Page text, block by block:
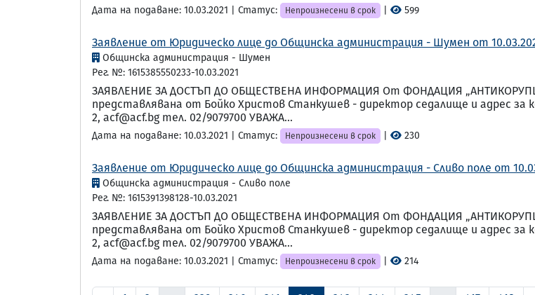
Дата на подаване: 10.03.2021 | Статус: Непроизнесени в срок 599
Заявление от Юридическо лице до Общинска администрация - Шумен от
Общинска администрация - Шумен
Рег. №: 1615385550233-10.03.2021
ЗАЯВЛЕНИЕ ЗА ДОСТЪП ДО ОБЩЕСТВЕНА ИНФОРМАЦИЯ От ФОНДАЦИЯ
представлявана от Бойко Христов Станкушев - директор седалище и адрес за
2, acf@acf.bg тел. 02/9079700 УВАЖА...
Дата на подаване: 10.03.2021 | Статус: Непроизнесени в срок 230
Заявление от Юридическо лице до Общинска администрация - Сливо поле от
Общинска администрация - Сливо поле
Рег. №: 1615391398128-10.03.2021
ЗАЯВЛЕНИЕ ЗА ДОСТЪП ДО ОБЩЕСТВЕНА ИНФОРМАЦИЯ От ФОНДАЦИЯ
представлявана от Бойко Христов Станкушев - директор седалище и адрес за
2, acf@acf.bg тел. 02/9079700 УВАЖА...
Дата на подаване: 10.03.2021 | Статус: Непроизнесени в срок 214